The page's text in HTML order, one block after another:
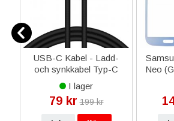
USB-C Kabel - Ladd-
och synkkabel Typ-C
Bekväm Utformning -
Svart
I lager
79 kr 199 kr
Neo